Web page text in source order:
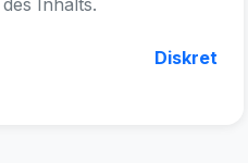
Inhalts.
Diskret